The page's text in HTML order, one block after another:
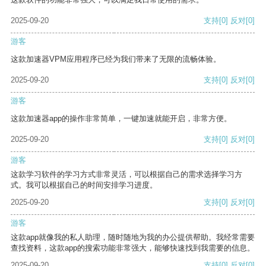
2025-09-20 支持[0] 反对[0]
游客
这款加速器VPM应用程序已经为我们带来了无限的流畅体验。
2025-09-20 支持[0] 反对[0]
游客
这款加速器app的操作非常简单，一键加速就能开启，非常方便。
2025-09-20 支持[0] 反对[0]
游客
这款学习软件的学习方式非常灵活，可以根据自己的需求选择学习方
式。我可以根据自己的时间安排学习进度。
2025-09-20
支持[0] 反对[0]
游客
这款app就像我的私人助理，随时随地为我的办公提供帮助。我经常需要
查找资料，这款app的搜索功能非常强大，能够快速找到我需要的信息。